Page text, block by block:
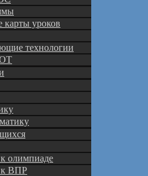
карты уроков
технологии
олимпиаде
к ВПР